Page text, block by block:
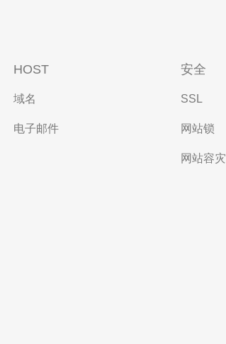
HOST
域名
电子邮件
安全
SSL
网站锁
网站容灾